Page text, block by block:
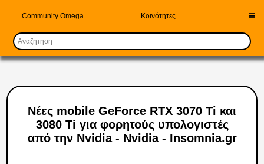
Community Omega Κοινότητες
Νέες mobile GeForce RTX 3070 Ti και
3080 Ti για φορητούς υπολογιστές
από την Nvidia - Nvidia - Insomnia.gr